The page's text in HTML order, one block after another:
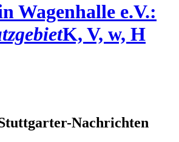
Wagenhalle e.V.:
K, V, w, H
Nachrichten